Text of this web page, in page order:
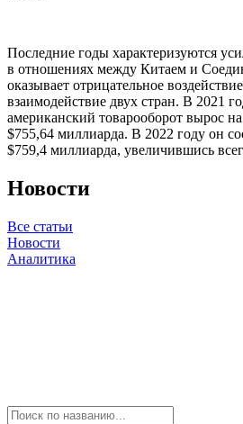
Последние годы характеризуются
в отношениях между Китаем и
оказывает отрицательное
взаимодействие двух стран. В 2021
американский товарооборот вырос
$755,64 миллиарда. В 2022 году он
$759,4 миллиарда, увеличившись
Новости
Все статьи
Новости
Аналитика